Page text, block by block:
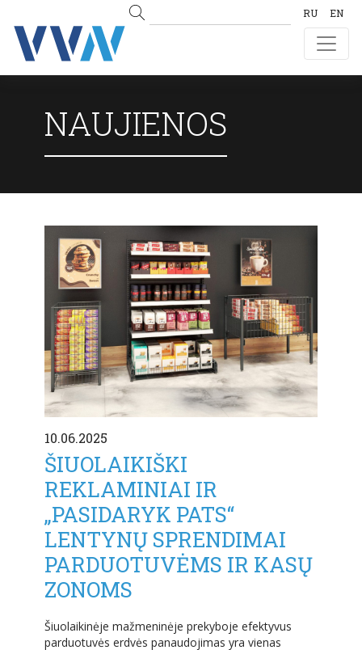
RU EN
NAUJIENOS
10.06.2025
ŠIUOLAIKIŠKI
REKLAMINIAI IR
„PASIDARYK PATS“
LENTYNŲ SPRENDIMAI
PARDUOTUVĖMS IR KASŲ
ZONOMS
Šiuolaikinėje mažmeninėje prekyboje efektyvus
parduotuvės erdvės panaudojimas yra vienas